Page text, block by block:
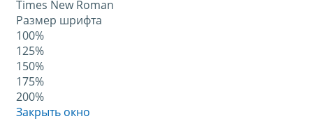
Times New Roman
Размер шрифта
100%
125%
150%
175%
200%
Закрыть окно